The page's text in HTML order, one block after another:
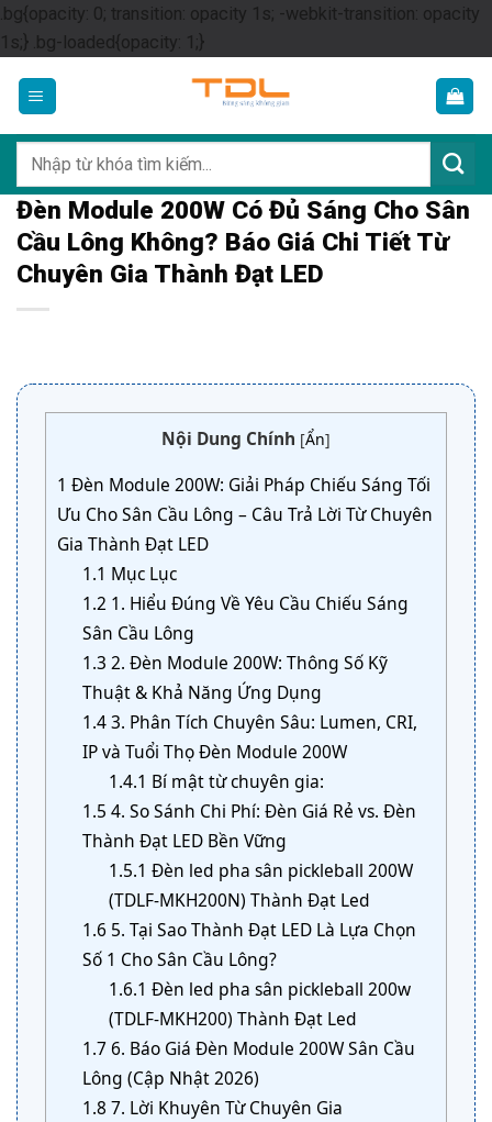
.bg{opacity: 0; transition: opacity 1s; -webkit-transition: opacity
1s;} .bg-loaded{opacity: 1;}Skip
content
kiếm:
Đèn Module 200W Có Đủ Sáng Cho Sân
Cầu Lông Không? Báo Giá Chi Tiết Từ
Chuyên Gia Thành Đạt LED
Nội Dung Chính [Ẩn]
1 Đèn Module 200W: Giải Pháp Chiếu Sáng Tối
Ưu Cho Sân Cầu Lông – Câu Trả Lời Từ Chuyên
Gia Thành Đạt LED
1.1 Mục Lục
1.2 1. Hiểu Đúng Về Yêu Cầu Chiếu Sáng
Sân Cầu Lông
1.3 2. Đèn Module 200W: Thông Số Kỹ
Thuật & Khả Năng Ứng Dụng
1.43. Phân Tích Chuyên Sâu: Lumen, CRI,
IP và Tuổi Thọ Đèn Module 200W
1.4.1 Bí mật từ chuyên gia:
1.5 4. So Sánh Chi Phí: Đèn Giá Rẻ vs. Đèn
Thành Đạt LED Bền Vững
1.5.1 Đèn led pha sân pickleball 200W
(TDLF-MKH200N) Thành Đạt Led
1.6 5. Tại Sao Thành Đạt LED Là Lựa Chọn
Số 1 Cho Sân Cầu Lông?
1.6.1 Đèn led pha sân pickleball 200w
(TDLF-MKH200) Thành Đạt Led
1.76. Báo Giá Đèn Module 200W Sân Cầu
Lông (Cập Nhật 2026)
1.8 7. Lời Khuyên Từ Chuyên Gia